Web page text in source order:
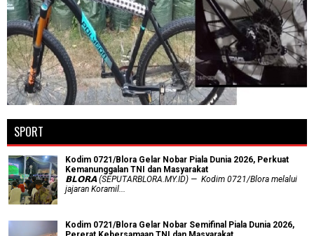
SPORT
Kodim 0721/Blora Gelar Nobar Piala Dunia 2026, Perkuat
Kemanunggalan TNI dan Masyarakat
𝗕𝗟𝗢𝗥𝗔 (SEPUTARBLORA.MY.ID) — Kodim 0721/Blora melalui
jajaran Koramil...
Kodim 0721/Blora Gelar Nobar Semifinal Piala Dunia 2026,